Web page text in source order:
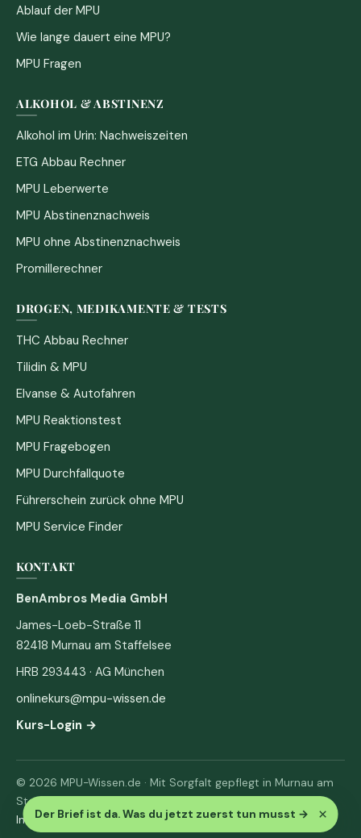
Der Brief ist da. Was du jetzt zuerst tun musst → ×
Ablauf der MPU
Wie lange dauert eine MPU?
MPU Fragen
ALKOHOL & ABSTINENZ
Alkohol im Urin: Nachweiszeiten
ETG Abbau Rechner
MPU Leberwerte
MPU Abstinenznachweis
MPU ohne Abstinenznachweis
Promillerechner
DROGEN, MEDIKAMENTE & TESTS
THC Abbau Rechner
Tilidin & MPU
Elvanse & Autofahren
MPU Reaktionstest
MPU Fragebogen
MPU Durchfallquote
Führerschein zurück ohne MPU
MPU Service Finder
KONTAKT
BenAmbros Media GmbH
James-Loeb-Straße 11
82418 Murnau am Staffelsee
HRB 293443 · AG München
onlinekurs@mpu-wissen.de
Kurs-Login →
© 2026 MPU-Wissen.de · Mit Sorgfalt gepflegt in Murnau am
Staffelsee
Impressum· Datenschutz & AGB